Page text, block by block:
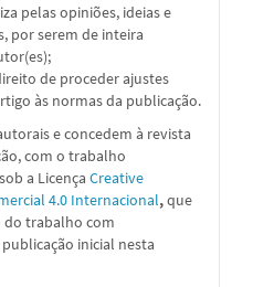
pelas opiniões, ideias e
por serem de inteira
de proceder ajustes
às normas da publicação.
e concedem à revista
com o trabalho
a Licença Creative
4.0 Internacional,que
trabalho com
inicial nesta